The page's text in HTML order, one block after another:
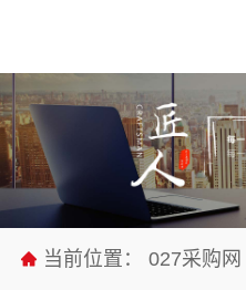
当前位置： 027采购网